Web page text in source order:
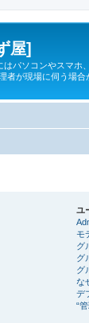
屋]
パソコンやスマホ
者が現場に伺う場合
ユ
モ
グ
グ
グ
な
デ
“